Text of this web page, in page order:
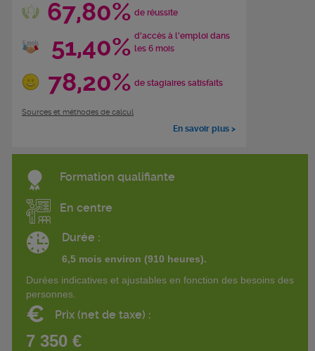
67,80% de réussite
51,40% d'accès à l'emploi dans
les 6 mois
78,20% de stagiaires satisfaits
Sources et méthodes de calcul
En savoir plus >
Formation qualifiante
En centre
Durée :
6,5 mois environ (910 heures).
Durées indicatives et ajustables en fonction des besoins des
personnes.
€ Prix (net de taxe) :
7 350 €